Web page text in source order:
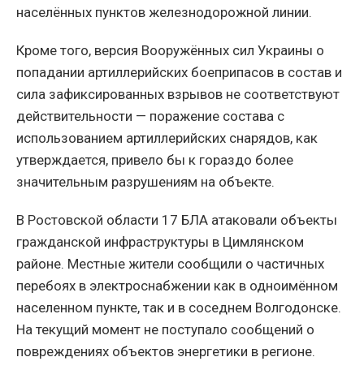
населённых пунктов железнодорожной линии.
Кроме того, версия Вооружённых сил Украины о
попадании артиллерийских боеприпасов в состав и
сила зафиксированных взрывов не соответствуют
действительности — поражение состава с
использованием артиллерийских снарядов, как
утверждается, привело бы к гораздо более
значительным разрушениям на объекте.
В Ростовской области 17 БЛА атаковали объекты
гражданской инфраструктуры в Цимлянском
районе. Местные жители сообщили о частичных
перебоях в электроснабжении как в одноимённом
населенном пункте, так и в соседнем Волгодонске.
На текущий момент не поступало сообщений о
повреждениях объектов энергетики в регионе.